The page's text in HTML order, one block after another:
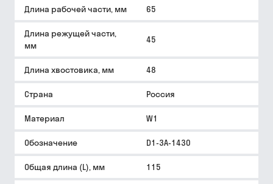
Длина рабочей части, мм 65
Длина режущей части,
мм
45
Длина хвостовика, мм 48
Страна Россия
Материал W1
Обозначение D1-3A-1430
Общая длина (L), мм 115